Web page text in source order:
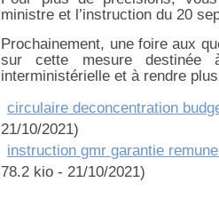
ministre et l’instruction du 20
Prochainement, une foire aux
sur cette mesure
interministérielle et à rendre
circulaire deconcentration
21/10/2021)
instruction gmr garantie
78.2 kio - 21/10/2021)